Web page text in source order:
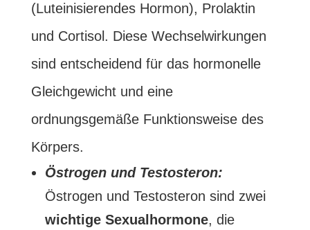
(Luteinisierendes Hormon), Prolaktin
und Cortisol. Diese Wechselwirkungen
sind entscheidend für das hormonelle
Gleichgewicht und eine
ordnungsgemäße Funktionsweise des
Körpers.
Östrogen und Testosteron:
Östrogen und Testosteron sind zwei
wichtige Sexualhormone, die